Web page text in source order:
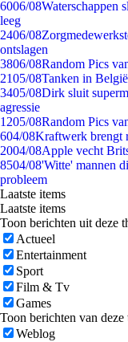
6006/08Waterschappen
leeg
2406/08
ontslagen
3806/08Random Pics
2105/08Tanken in
3405/08Dirk sluit
agressie
1205/08Random Pics
604/08Kraftwerk brengt
2004/08Apple vecht
8504/08'Witte' mannen
probleem
Laatste items
Laatste items
Toon berichten uit deze
Actueel
Entertainment
Sport
Film & Tv
Games
Toon berichten van deze
Weblog